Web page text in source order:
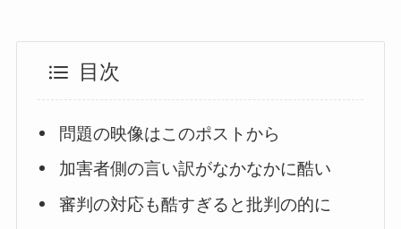
目次
問題の映像はこのポストから
加害者側の言い訳がなかなかに酷い
審判の対応も酷すぎると批判の的に